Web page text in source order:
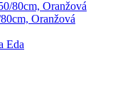
Oranžová
Eda